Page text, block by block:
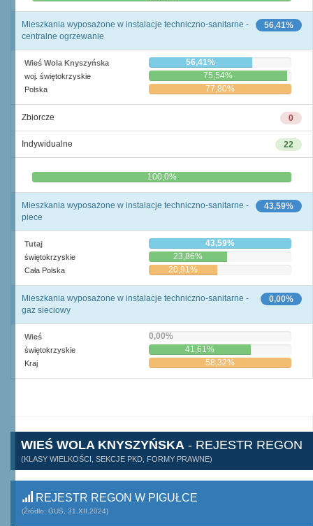
56,41%
Mieszkania wyposażone w instalacje techniczno-sanitarne -
centralne ogrzewanie
Wieś Wola Knyszyńska 56,41%
woj. świętokrzyskie 75,54%
Polska 77,80%
0
Zbiorcze
22
Indywidualne
0,0% 100,0%
43,59%
Mieszkania wyposażone w instalacje techniczno-sanitarne -
piece
Tutaj 43,59%
świętokrzyskie 23,86%
Cała Polska 20,91%
0,00%
Mieszkania wyposażone w instalacje techniczno-sanitarne -
gaz sieciowy
Wieś 0,00%
świętokrzyskie 41,61%
Kraj 58,32%
WIEŚ WOLA KNYSZYŃSKA - REJESTR REGON
(KLASY WIELKOŚCI, SEKCJE PKD, FORMY PRAWNE)
REJESTR REGON W PIGUŁCE
(Źródło: GUS, 31.XII.2024)